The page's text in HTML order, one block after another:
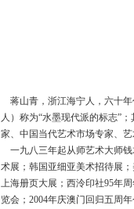
蒋山青，浙江海宁人，六十年
人）称为“水墨现代派的标志”
家、中国当代艺术市场专家、
一九八三年起从师艺术大师钱
术展；韩国亚细亚美术招待展
上海册页大展；西泠印社95年
览会；2004年庆澳门回归五周